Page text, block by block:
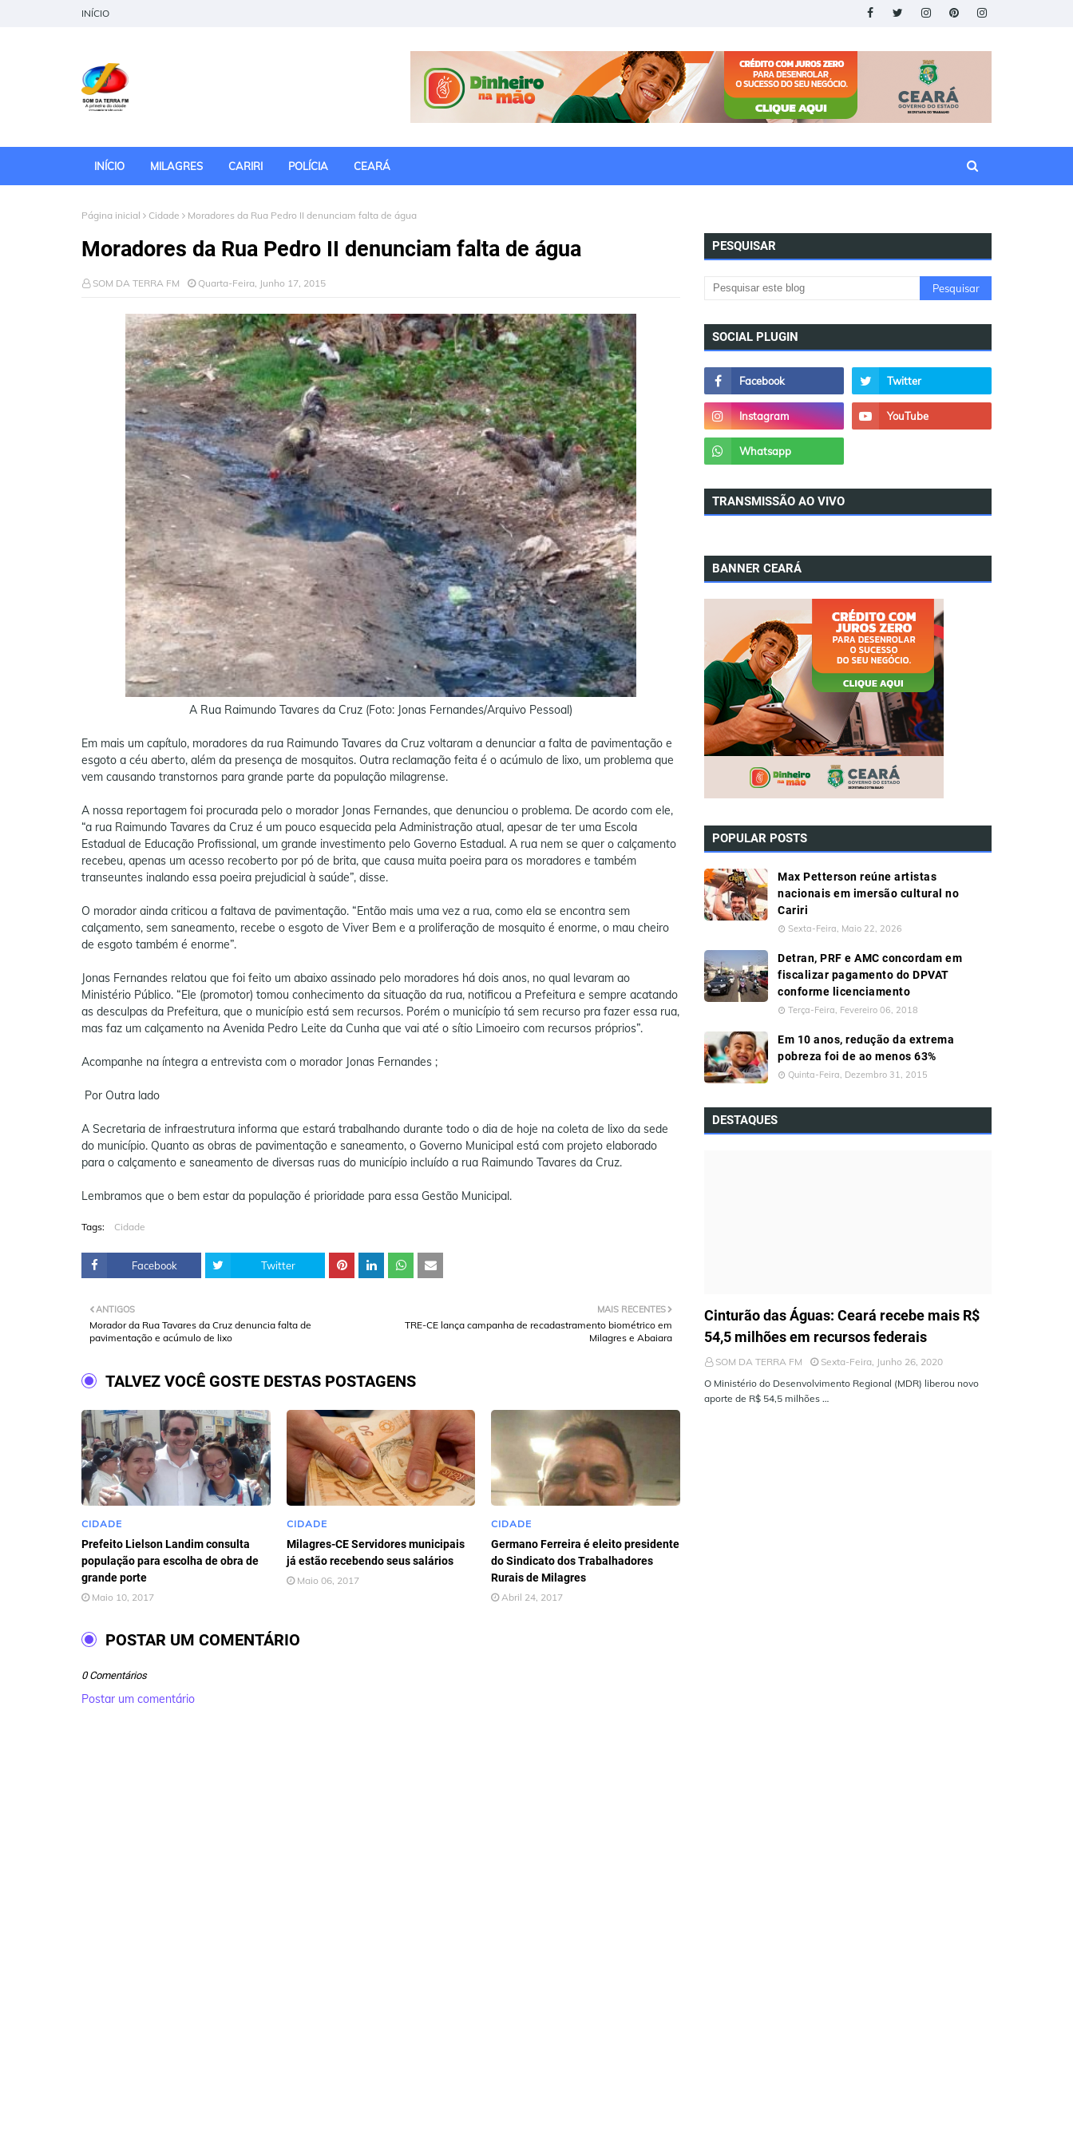
INÍCIO
INÍCIO MILAGRES CARIRI POLÍCIA CEARÁ
Página inicial Cidade Moradores da Rua Pedro II denunciam falta de água
Moradores da Rua Pedro II denunciam falta de água
SOM DA TERRA FM Quarta-Feira, Junho 17, 2015
A Rua Raimundo Tavares da Cruz (Foto: Jonas Fernandes/Arquivo Pessoal)
Em mais um capítulo, moradores da rua Raimundo Tavares da Cruz voltaram a denunciar a falta de pavimentação e
esgoto a céu aberto, além da presença de mosquitos. Outra reclamação feita é o acúmulo de lixo, um problema que
vem causando transtornos para grande parte da população milagrense.
A nossa reportagem foi procurada pelo o morador Jonas Fernandes, que denunciou o problema. De acordo com ele,
“a rua Raimundo Tavares da Cruz é um pouco esquecida pela Administração atual, apesar de ter uma Escola
Estadual de Educação Profissional, um grande investimento pelo Governo Estadual. A rua nem se quer o calçamento
recebeu, apenas um acesso recoberto por pó de brita, que causa muita poeira para os moradores e também
transeuntes inalando essa poeira prejudicial à saúde”, disse.
O morador ainda criticou a faltava de pavimentação. “Então mais uma vez a rua, como ela se encontra sem
calçamento, sem saneamento, recebe o esgoto de Viver Bem e a proliferação de mosquito é enorme, o mau cheiro
de esgoto também é enorme”.
Jonas Fernandes relatou que foi feito um abaixo assinado pelo moradores há dois anos, no qual levaram ao
Ministério Público. “Ele (promotor) tomou conhecimento da situação da rua, notificou a Prefeitura e sempre acatando
as desculpas da Prefeitura, que o município está sem recursos. Porém o município tá sem recurso pra fazer essa rua,
mas faz um calçamento na Avenida Pedro Leite da Cunha que vai até o sítio Limoeiro com recursos próprios”.
Acompanhe na íntegra a entrevista com o morador Jonas Fernandes ;
Por Outra lado
A Secretaria de infraestrutura informa que estará trabalhando durante todo o dia de hoje na coleta de lixo da sede
do município. Quanto as obras de pavimentação e saneamento, o Governo Municipal está com projeto elaborado
para o calçamento e saneamento de diversas ruas do município incluído a rua Raimundo Tavares da Cruz.
Lembramos que o bem estar da população é prioridade para essa Gestão Municipal.
Tags: Cidade
Facebook Twitter
MAIS RECENTES
TRE-CE lança campanha de recadastramento biométrico em
Milagres e Abaiara
ANTIGOS
Morador da Rua Tavares da Cruz denuncia falta de
pavimentação e acúmulo de lixo
TALVEZ VOCÊ GOSTE DESTAS POSTAGENS
CIDADE
Prefeito Lielson Landim consulta
população para escolha de obra de
grande porte
Maio 10, 2017
CIDADE
Milagres-CE Servidores municipais
já estão recebendo seus salários
Maio 06, 2017
CIDADE
Germano Ferreira é eleito presidente
do Sindicato dos Trabalhadores
Rurais de Milagres
Abril 24, 2017
POSTAR UM COMENTÁRIO
0 Comentários
Postar um comentário
PESQUISAR
SOCIAL PLUGIN
TRANSMISSÃO AO VIVO
BANNER CEARÁ
POPULAR POSTS
Max Petterson reúne artistas
nacionais em imersão cultural no
Cariri
Sexta-Feira, Maio 22, 2026
Detran, PRF e AMC concordam em
fiscalizar pagamento do DPVAT
conforme licenciamento
Terça-Feira, Fevereiro 06, 2018
Em 10 anos, redução da extrema
pobreza foi de ao menos 63%
Quinta-Feira, Dezembro 31, 2015
DESTAQUES
Cinturão das Águas: Ceará recebe mais R$
54,5 milhões em recursos federais
SOM DA TERRA FM
Sexta-Feira, Junho 26, 2020
O Ministério do Desenvolvimento Regional (MDR) liberou novo
aporte de R$ 54,5 milhões …